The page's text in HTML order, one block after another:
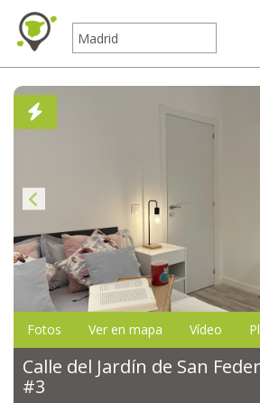
Fotos Ver en mapa Vídeo
Calle del Jardín de San
#3